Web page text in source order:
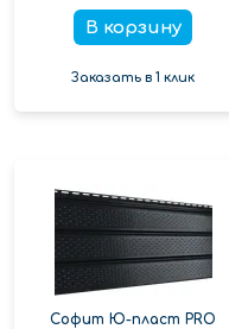
В корзину
Заказать в 1 клик
Софит Ю-пласт PRO